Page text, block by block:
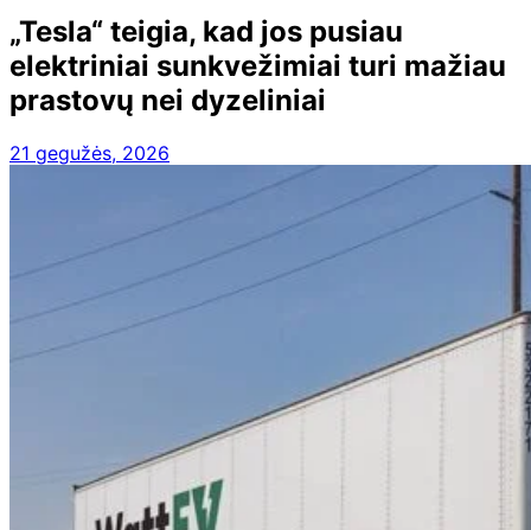
„Tesla“ teigia, kad jos pusiau
elektriniai sunkvežimiai turi mažiau
prastovų nei dyzeliniai
21 gegužės, 2026